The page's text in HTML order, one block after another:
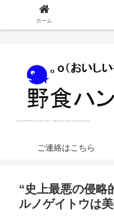
ご連絡はこちら
“史上最悪の侵略
ルノゲイトウは
ホーム